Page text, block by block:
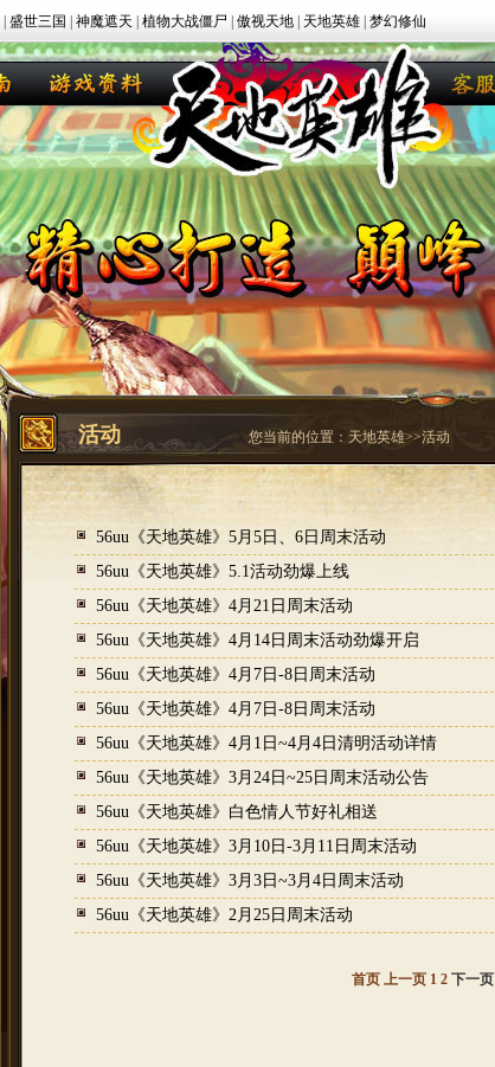
盛世三国 神魔遮天 植物大战僵尸 傲视天地 天地英雄 梦幻修仙
活动 您当前的位置： 天地英雄>>活动
56uu《天地英雄》5月5日、6日周末活动
56uu《天地英雄》5.1活动劲爆上线
56uu《天地英雄》4月21日周末活动
56uu《天地英雄》4月14日周末活动劲爆开启
56uu《天地英雄》4月7日-8日周末活动
56uu《天地英雄》4月7日-8日周末活动
56uu《天地英雄》4月1日~4月4日清明活动详情
56uu《天地英雄》3月24日~25日周末活动公告
56uu《天地英雄》白色情人节好礼相送
56uu《天地英雄》3月10日-3月11日周末活动
56uu《天地英雄》3月3日~3月4日周末活动
56uu《天地英雄》2月25日周末活动
首页 上一页 1 2下一页